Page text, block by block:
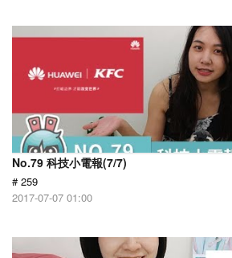
No.79 科技小電報(7/7)
# 259
2017-07-07 01:00